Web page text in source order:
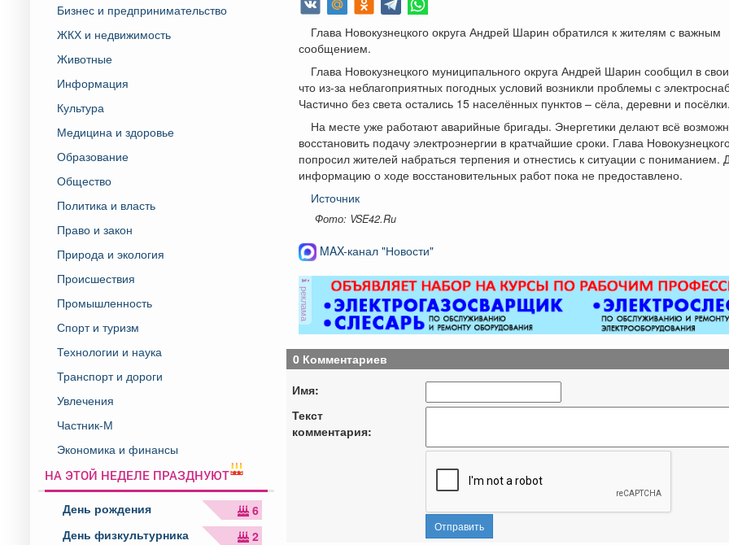
Бизнес и предпринимательство
ЖКХ и недвижимость
Животные
Информация
Культура
Медицина и здоровье
Образование
Общество
Политика и власть
Право и закон
Природа и экология
Происшествия
Промышленность
Спорт и туризм
Технологии и наука
Транспорт и дороги
Увлечения
Частник-М
Экономика и финансы
НА ЭТОЙ НЕДЕЛЕ ПРАЗДНУЮТ
День рождения
6
День физкультурника
2
Глава Новокузнецкого округа Андрей Шарин обратился к жителям с важным
сообщением.
Глава Новокузнецкого муниципального округа Андрей Шарин сообщил в
что из-за неблагоприятных погодных условий возникли проблемы с
Частично без света остались 15 населённых пунктов – сёла, деревни и посёлки.
На месте уже работают аварийные бригады. Энергетики делают всё
восстановить подачу электроэнергии в кратчайшие сроки. Глава
попросил жителей набраться терпения и отнестись к ситуации с пониманием.
информацию о ходе восстановительных работ пока не предоставлено.
Источник
Фото: VSE42.Ru
MAX-канал "Новости"
реклама
0 Комментариев
Имя:
Текст
комментария:
Отправить